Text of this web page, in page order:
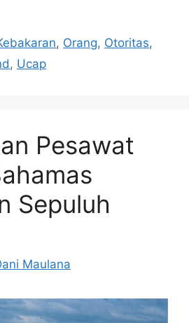
, Orang, Otoritas,
, Ucap
Pesawat
Sepuluh
Maulana